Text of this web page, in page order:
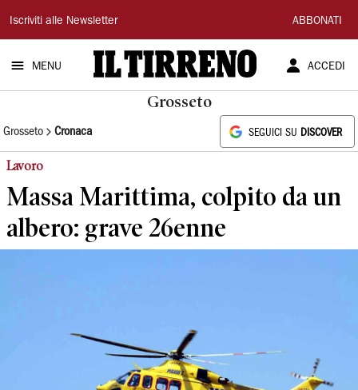
Il
Tirreno
Iscriviti alle Newsletter ABBONATI
MENU ACCEDI
Grosseto
Grosseto Cronaca SEGUICI SU DISCOVER
Lavoro
Massa Marittima, colpito da un
albero: grave 26enne